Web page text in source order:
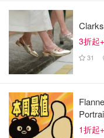
3折起
31
1折起